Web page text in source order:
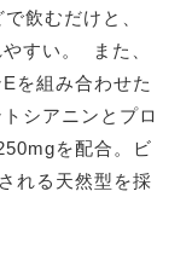
飲むだけと、
すい。 また、
を組み合わせた
シアニンとプロ
を配合。ビ
れる天然型を採